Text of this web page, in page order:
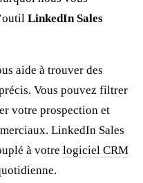
LinkedIn Sales
aide à trouver des
Vous pouvez filtrer
votre prospection et
LinkedIn Sales
à votre logiciel CRM